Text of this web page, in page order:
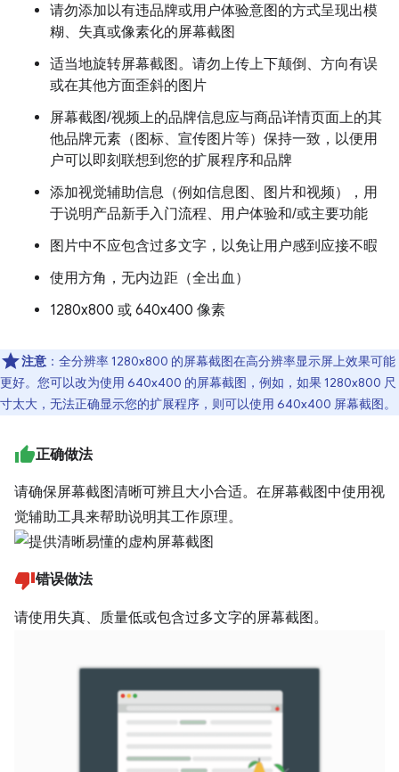
请勿添加以有违品牌或用户体验意图的方式呈现出模
糊、失真或像素化的屏幕截图
适当地旋转屏幕截图。请勿上传上下颠倒、方向有误
或在其他方面歪斜的图片
屏幕截图/视频上的品牌信息应与商品详情页面上的其
他品牌元素（图标、宣传图片等）保持一致，以便用
户可以即刻联想到您的扩展程序和品牌
添加视觉辅助信息（例如信息图、图片和视频），用
于说明产品新手入门流程、用户体验和/或主要功能
图片中不应包含过多文字，以免让用户感到应接不暇
使用方角，无内边距（全出血）
1280x800 或 640x400 像素
注意 ：全分辨率 1280x800 的屏幕截图在高分辨率显示屏上效果可能
更好。您可以改为使用 640x400 的屏幕截图，例如，如果 1280x800 尺
寸太大，无法正确显示您的扩展程序，则可以使用 640x400 屏幕截图。
正确做法
请确保屏幕截图清晰可辨且大小合适。在屏幕截图中使用视
觉辅助工具来帮助说明其工作原理。
错误做法
请使用失真、质量低或包含过多文字的屏幕截图。